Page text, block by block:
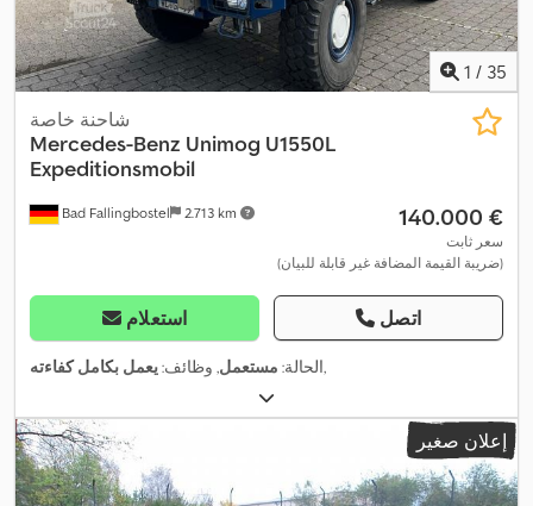
1 / 35
Bad Fallingbostel 2.713 km
شاحنة خاصة
Mercedes-Benz Unimog U1550L
Expeditionsmobil
‏140.000 €
سعر ثابت
(ضريبة القيمة المضافة غير قابلة للبيان)
استعلام اتصل
الحالة: مستعمل, وظائف:يعمل بكامل كفاءته ,
إعلان صغير